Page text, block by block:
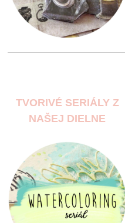
TVORIVÉ SERIÁLY Z
NAŠEJ DIELNE